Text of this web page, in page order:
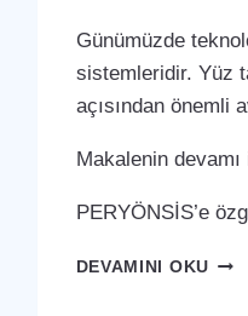
Günümüzde
sistemleridir. Yüz
açısından önemli
Makalenin devamı
PERYÖNSİS’e
DEVAMINI OKU